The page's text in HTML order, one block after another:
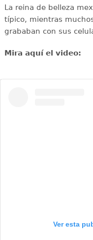
La reina de belleza
típico, mientras
grababan con sus
Mira aquí el video:
Ver esta